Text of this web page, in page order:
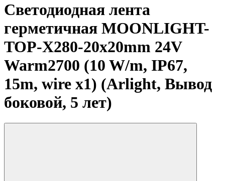
Светодиодная лента
герметичная MOONLIGHT-
TOP-X280-20x20mm 24V
Warm2700 (10 W/m, IP67,
15m, wire x1) (Arlight, Вывод
боковой, 5 лет)